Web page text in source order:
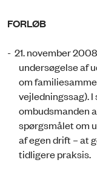
FORLØB
- 21. november
undersøgelse af
om
vejledningssag). I
ombudsmanden
spørgsmålet om
af egen drift – at
tidligere praksis.